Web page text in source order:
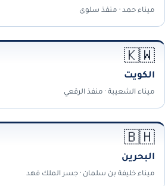
ميناء حمد · منفذ سلوى
🇰🇼
الكويت
ميناء الشعيبة · منفذ الرقعي
🇧🇭
البحرين
ميناء خليفة بن سلمان · جسر الملك فهد